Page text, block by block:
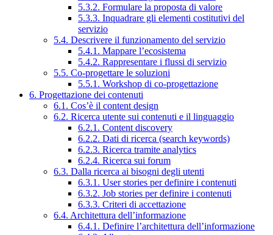
5.3.2. Formulare la proposta di valore
5.3.3. Inquadrare gli elementi costitutivi del
servizio
5.4. Descrivere il funzionamento del servizio
5.4.1. Mappare l’ecosistema
5.4.2. Rappresentare i flussi di servizio
5.5. Co-progettare le soluzioni
5.5.1. Workshop di co-progettazione
6. Progettazione dei contenuti
6.1. Cos’è il content design
6.2. Ricerca utente sui contenuti e il linguaggio
6.2.1. Content discovery
6.2.2. Dati di ricerca (search keywords)
6.2.3. Ricerca tramite analytics
6.2.4. Ricerca sui forum
6.3. Dalla ricerca ai bisogni degli utenti
6.3.1. User stories per definire i contenuti
6.3.2. Job stories per definire i contenuti
6.3.3. Criteri di accettazione
6.4. Architettura dell’informazione
6.4.1. Definire l’architettura dell’informazione